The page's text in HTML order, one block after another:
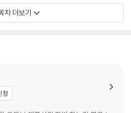
차 더보기
청